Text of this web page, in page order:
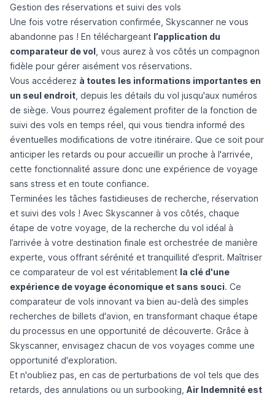
Gestion des réservations et suivi des vols
Une fois votre réservation confirmée, Skyscanner ne vous
abandonne pas ! En téléchargeant l’application du
comparateur de vol , vous aurez à vos côtés un compagnon
fidèle pour gérer aisément vos réservations.
Vous accéderez à toutes les informations importantes en
un seul endroit , depuis les détails du vol jusqu'aux numéros
de siège. Vous pourrez également profiter de la fonction de
suivi des vols en temps réel, qui vous tiendra informé des
éventuelles modifications de votre itinéraire. Que ce soit pour
anticiper les retards ou pour accueillir un proche à l'arrivée,
cette fonctionnalité assure donc une expérience de voyage
sans stress et en toute confiance.
Terminées les tâches fastidieuses de recherche, réservation
et suivi des vols ! Avec Skyscanner à vos côtés, chaque
étape de votre voyage, de la recherche du vol idéal à
l’arrivée à votre destination finale est orchestrée de manière
experte, vous offrant sérénité et tranquillité d’esprit. Maîtriser
ce comparateur de vol est véritablement la clé d'une
expérience de voyage économique et sans souci. Ce
comparateur de vols innovant va bien au-delà des simples
recherches de billets d'avion, en transformant chaque étape
du processus en une opportunité de découverte. Grâce à
Skyscanner, envisagez chacun de vos voyages comme une
opportunité d'exploration.
Et n'oubliez pas, en cas de perturbations de vol tels que des
retards, des annulations ou un surbooking, Air Indemnité est